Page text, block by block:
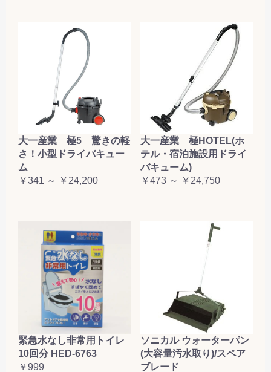
大一産業 極5 驚きの軽
さ！小型ドライバキュー
ム
￥341 ～ ￥24,200
大一産業 極HOTEL(ホ
テル・宿泊施設用ドライ
バキューム)
￥473 ～ ￥24,750
緊急水なし非常用トイレ
10回分 HED-6763
￥999
ソニカル ウォーターパン
(大容量汚水取り)/スペア
ブレード